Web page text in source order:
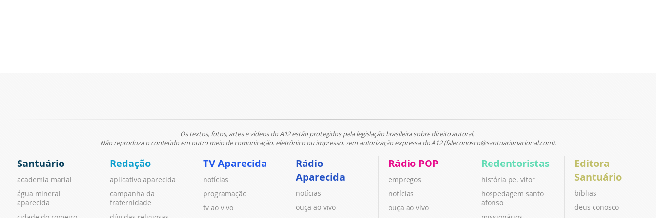
Os textos, fotos, artes e vídeos do A12 estão protegidos pela legislação brasileira sobre direito autoral.
Não reproduza o conteúdo em outro meio de comunicação, eletrônico ou impresso, sem autorização expressa do A12 (faleconosco@santuarionacional.com).
Santuário
academia marial
água mineral
aparecida
Redação
aplicativo aparecida
campanha da
fraternidade
TV Aparecida
notícias
programação
tv ao vivo
Rádio
Aparecida
notícias
ouça ao vivo
Rádio POP
empregos
notícias
ouça ao vivo
Redentoristas
história pe. vitor
hospedagem santo
afonso
Editora
Santuário
bíblias
deus conosco